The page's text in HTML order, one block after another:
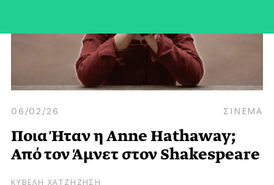
06/02/26 ΣΙΝΕΜΑ
Ποια Ήταν η Anne Hathaway;
Από τον Άμνετ στον Shakespeare
ΚΥΒΕΛΗ ΧΑΤΖΗΖΗΣΗ